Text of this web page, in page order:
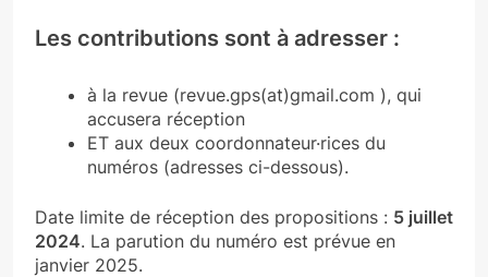
Les contributions sont à adresser :
à la revue (revue.gps(at)gmail.com ), qui
accusera réception
ET aux deux coordonnateur·rices du
numéros (adresses ci-dessous).
Date limite de réception des propositions : 5 juillet
2024. La parution du numéro est prévue en
janvier 2025.